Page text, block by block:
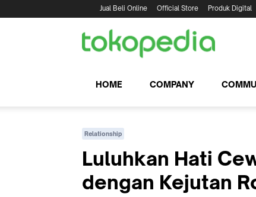
Jual Beli Online Official Store Produk Digital
HOME COMPANY
Relationship
Luluhkan Hati
dengan Kejutan